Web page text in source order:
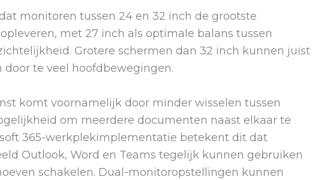
monitoren tussen 24 en 32 inch de grootste
met 27 inch als optimale balans tussen
Grotere schermen dan 32 inch kunnen juist
te veel hoofdbewegingen.
komt voornamelijk door minder wisselen tussen
om meerdere documenten naast elkaar te
365-werkplekimplementatie betekent dit dat
Outlook, Word en Teams tegelijk kunnen gebruiken
schakelen. Dual-monitoropstellingen kunnen